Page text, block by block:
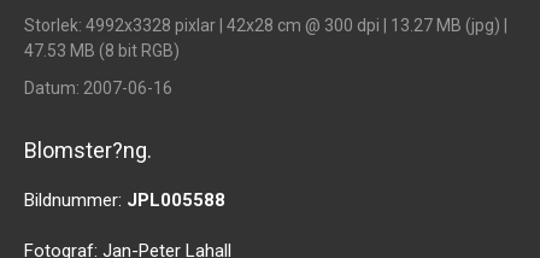
Storlek: 4992x3328 pixlar | 42x28 cm @ 300 dpi | 13.27 MB (jpg) |
47.53 MB (8 bit RGB)
Datum: 2007-06-16
Blomster?ng.
Bildnummer: JPL005588
Fotograf: Jan-Peter Lahall